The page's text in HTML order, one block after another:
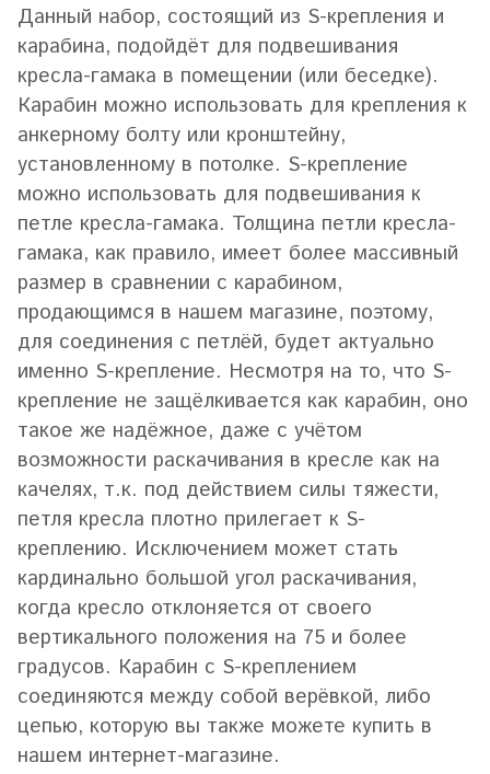
Данный набор, состоящий из S-крепления и
карабина, подойдёт для подвешивания
кресла-гамака в помещении (или беседке).
Карабин можно использовать для крепления к
анкерному болту или кронштейну,
установленному в потолке. S-крепление
можно использовать для подвешивания к
петле кресла-гамака. Толщина петли кресла-
гамака, как правило, имеет более массивный
размер в сравнении с карабином,
продающимся в нашем магазине, поэтому,
для соединения с петлёй, будет актуально
именно S-крепление. Несмотря на то, что S-
крепление не защёлкивается как карабин, оно
такое же надёжное, даже с учётом
возможности раскачивания в кресле как на
качелях, т.к. под действием силы тяжести,
петля кресла плотно прилегает к S-
креплению. Исключением может стать
кардинально большой угол раскачивания,
когда кресло отклоняется от своего
вертикального положения на 75 и более
градусов. Карабин с S-креплением
соединяются между собой верёвкой, либо
цепью, которую вы также можете купить в
нашем интернет-магазине.